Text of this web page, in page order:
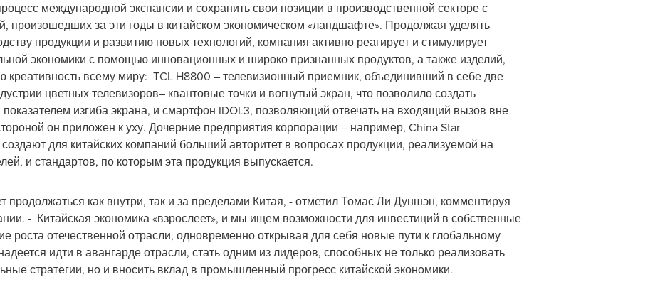
международной экспансии и сохранить свои позиции в производственной секторе с
произошедших за эти годы в китайском экономическом «ландшафте». Продолжая уделять
продукции и развитию новых технологий, компания активно реагирует и стимулирует
экономики с помощью инновационных и широко признанных продуктов, а также изделий,
креативность всему миру: TCL H8800 – телевизионный приемник, объединивший в себе две
цветных телевизоров– квантовые точки и вогнутый экран, что позволило создать
изгиба экрана, и смартфон IDOL3, позволяющий отвечать на входящий вызов вне
он приложен к уху. Дочерние предприятия корпорации – например, China Star
для китайских компаний больший авторитет в вопросах продукции, реализуемой на
и стандартов, по которым эта продукция выпускается.
продолжаться как внутри, так и за пределами Китая, - отметил Томас Ли Дуншэн, комментируя
- Китайская экономика «взрослеет», и мы ищем возможности для инвестиций в собственные
роста отечественной отрасли, одновременно открывая для себя новые пути к глобальному
идти в авангарде отрасли, стать одним из лидеров, способных не только реализовать
стратегии, но и вносить вклад в промышленный прогресс китайской экономики.